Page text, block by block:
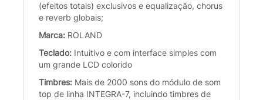
(efeitos totais) exclusivos e equalização, chorus
e reverb globais;
Marca: ROLAND
Teclado: Intuitivo e com interface simples com
um grande LCD colorido
Timbres: Mais de 2000 sons do módulo de som
top de linha INTEGRA-7, incluindo timbres de